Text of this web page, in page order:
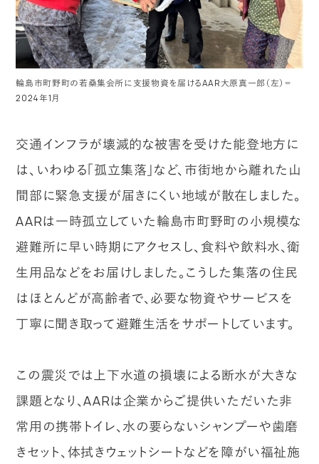
輪島市町野町の若桑集会所に支援物資を届けるAAR大原真一郎（左）＝
2024年1月
交通インフラが壊滅的な被害を受けた能登地方に
は、いわゆる「孤立集落」など、市街地から離れた山
間部に緊急支援が届きにくい地域が散在しました。
AARは一時孤立していた輪島市町野町の小規模な
避難所に早い時期にアクセスし、食料や飲料水、衛
生用品などをお届けしました。こうした集落の住民
はほとんどが高齢者で、必要な物資やサービスを
丁寧に聞き取って避難生活をサポートしています。
この震災では上下水道の損壊による断水が大きな
課題となり、AARは企業からご提供いただいた非
常用の携帯トイレ、水の要らないシャンプーや歯磨
きセット、体拭きウェットシートなどを障がい福祉施